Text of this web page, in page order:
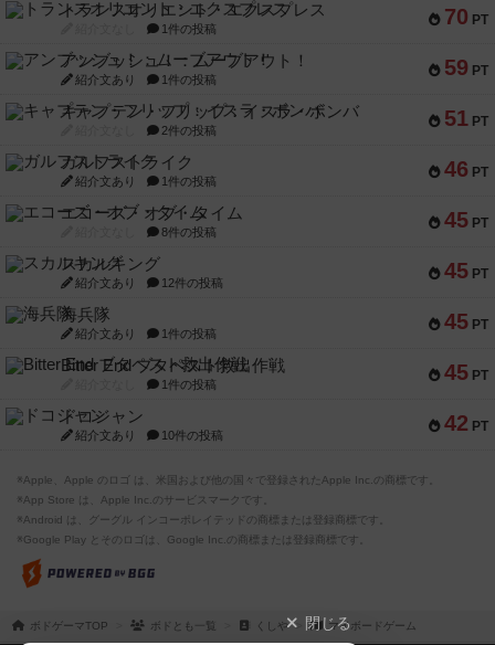
70 PT
トランスオリエント・エクスプレス
1件の投稿
59 PT
アンブッシュ！：ムーブアウト！
紹介文あり 1件の投稿
51 PT
キャプテン・フリップ：イスラ・ボンバ
2件の投稿
46 PT
ガルフストライク
紹介文あり 1件の投稿
45 PT
エコーズ・オブ・タイム
8件の投稿
45 PT
スカルキング
紹介文あり 12件の投稿
45 PT
海兵隊
紹介文あり 1件の投稿
45 PT
Bitter End ブタペスト救出作戦
1件の投稿
42 PT
ドコジャン
紹介文あり 10件の投稿
※Apple、Apple のロゴ は、米国および他の国々で登録されたApple Inc.の商標です。
※App Store は、Apple Inc.のサービスマークです。
※Android は、グーグル インコーポレイテッドの商標または登録商標です。
※Google Play とそのロゴは、Google Inc.の商標または登録商標です。
ボドゲーマTOP ボドとも一覧 くしや マイボードゲーム
閉じる